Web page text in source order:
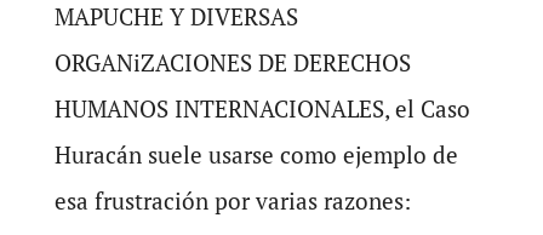
MAPUCHE Y DIVERSAS
ORGANiZACIONES DE DERECHOS
HUMANOS INTERNACIONALES, el Caso
Huracán suele usarse como ejemplo de
esa frustración por varias razones: